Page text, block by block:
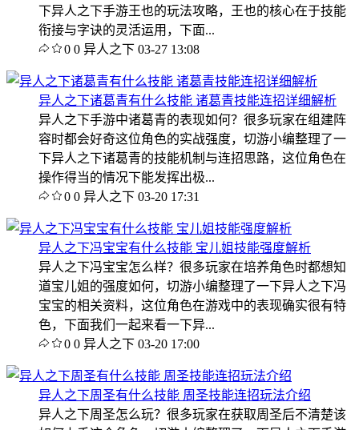
下异人之下手游王也的玩法攻略，王也的核心在于技能
衔接与字诀的灵活运用，下面...
0 0 异人之下 03-27 13:08
异人之下诸葛青有什么技能 诸葛青技能连招详细解析
异人之下手游中诸葛青的表现如何？很多玩家在组建阵
容时都会好奇这位角色的实战强度，切游小编整理了一
下异人之下诸葛青的技能机制与连招思路，这位角色在
操作得当的情况下能发挥出极...
0 0 异人之下 03-20 17:31
异人之下冯宝宝有什么技能 宝儿姐技能强度解析
异人之下冯宝宝怎么样？很多玩家在培养角色时都想知
道宝儿姐的强度如何，切游小编整理了一下异人之下冯
宝宝的相关资料，这位角色在游戏中的表现确实很有特
色，下面我们一起来看一下异...
0 0 异人之下 03-20 17:00
异人之下周圣有什么技能 周圣技能连招玩法介绍
异人之下周圣怎么玩？很多玩家在获取周圣后不清楚该